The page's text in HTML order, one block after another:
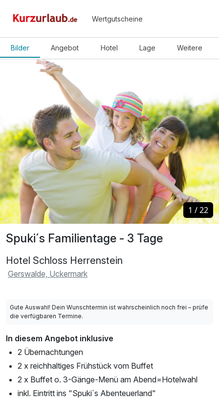
Wertgutscheine
Bilder Angebot Hotel Lage Weitere
Spuki´s Familientage - 3 Tage
Hotel Schloss Herrenstein
Gerswalde, Uckermark
1 /22
1 /22
Gute Auswahl! Dein Wunschtermin ist wahrscheinlich noch frei – prüfe
die verfügbaren Termine.
In diesem Angebot inklusive
2 Übernachtungen
2 x reichhaltiges Frühstück vom Buffet
2 x Buffet o. 3-Gänge-Menü am Abend=Hotelwahl
inkl. Eintritt ins "Spuki´s Abenteuerland"